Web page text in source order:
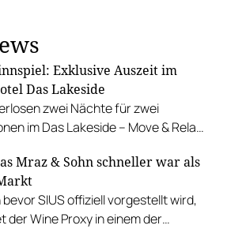
Exklusive Auszeit im
Das Lakeside
zwei Nächte für zwei
im Das Lakeside – Move & Relax
Mraz & Sohn schneller war als
bevor SIUS offiziell vorgestellt wird,
der Wine Proxy in einem der